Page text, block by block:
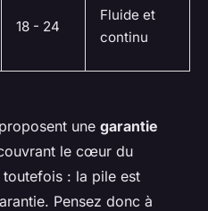
18 - 24
Fluide et
continu
une garantie
le cœur du
: la pile est
Pensez donc à